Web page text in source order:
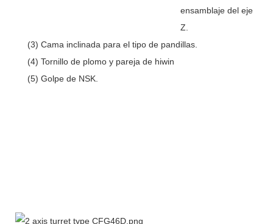
ensamblaje del eje
Z.
(3) Cama inclinada para el tipo de pandillas.
(4) Tornillo de plomo y pareja de hiwin
(5) Golpe de NSK.